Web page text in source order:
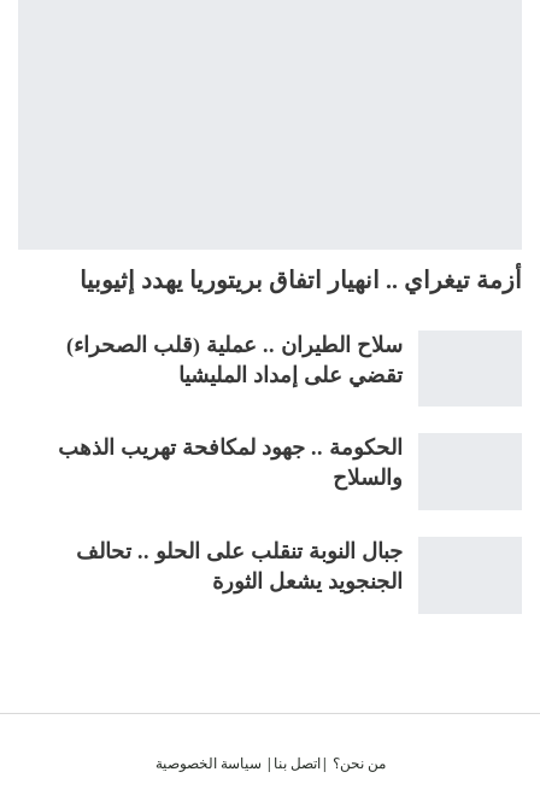
أزمة تيغراي .. انهيار اتفاق بريتوريا يهدد إثيوبيا
سلاح الطيران .. عملية (قلب الصحراء)
تقضي على إمداد المليشيا
الحكومة .. جهود لمكافحة تهريب الذهب
والسلاح
جبال النوبة تنقلب على الحلو .. تحالف
الجنجويد يشعل الثورة
من نحن؟ |اتصل بنا | سياسة الخصوصية